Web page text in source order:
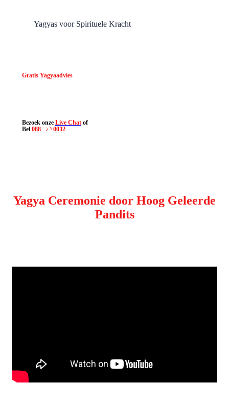
Yagyas voor Spirituele Kracht
Gratis Yagyaadvies
Bezoek onze Live Chat of
Bel 088 179 0002
0
Yagya Ceremonie door Hoog Geleerde
Pandits